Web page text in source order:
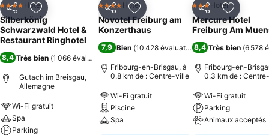
PartagerAjouter à mes favoris
4 ÉtoilesHotel
Silberkönig
Schwarzwald Hotel &
Restaurant Ringhotel
8,4 Très bien (1 066 évaluations
Gutach im Breisgau,
Allemagne
Wi-Fi gratuit
Spa
Parking
PartagerAjouter à mes favoris
4 ÉtoilesHotel
Novotel Freiburg am
Konzerthaus
7,9 Bien (10 428 évaluations)
Fribourg-en-Brisgau, à
0.8 km de : Centre-ville
Wi-Fi gratuit
Piscine
Spa
PartagerAjouter
3 ÉtoilesHotel
Mercure Hotel
Freiburg Am
8,4 Très bien (6 578
Fribourg-en-
0.3 km de :
Wi-Fi gratuit
Parking
Animaux acceptés